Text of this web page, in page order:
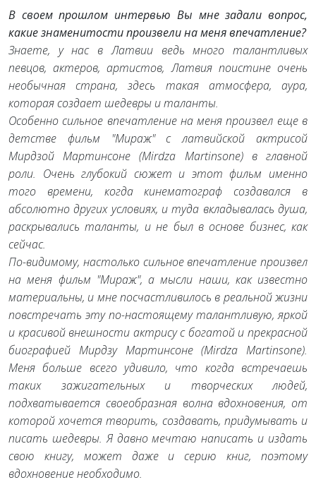
В своем прошлом интервью Вы мне задали вопрос,
какие знаменитости произвели на меня впечатление?
Знаете, у нас в Латвии ведь много талантливых
певцов, актеров, артистов, Латвия поистине очень
необычная страна, здесь такая атмосфера, аура,
которая создает шедевры и таланты.
Особенно сильное впечатление на меня произвел еще в
детстве фильм "Мираж" с латвийской актрисой
Мирдзой Мартинсоне (Mirdza Martinsone) в главной
роли. Очень глубокий сюжет и этот фильм именно
того времени, когда кинематограф создавался в
абсолютно других условиях, и туда вкладывалась душа,
раскрывались таланты, и не был в основе бизнес, как
сейчас.
По-видимому, настолько сильное впечатление произвел
на меня фильм "Мираж", а мысли наши, как известно
материальны, и мне посчастливилось в реальной жизни
повстречать эту по-настоящему талантливую, яркой
и красивой внешности актрису с богатой и прекрасной
биографией Мирдзу Мартинсоне (Mirdza Martinsone).
Меня больше всего удивило, что когда встречаешь
таких зажигательных и творческих людей,
подхватывается своеобразная волна вдохновения, от
которой хочется творить, создавать, придумывать и
писать шедевры. Я давно мечтаю написать и издать
свою книгу, может даже и серию книг, поэтому
вдохновение необходимо.